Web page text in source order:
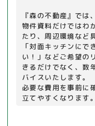
『森の不動産』では
物件資料だけではわ
たり、周辺環境など
「対面キッチンにで
い！」などご希望の
きるだけでなく、数
バイスいたします。
必要な費用を事前に
立てやすくなります。